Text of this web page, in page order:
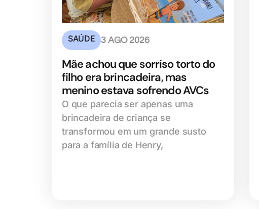
SAÚDE 3 AGO 2026
Mãe achou que sorriso torto do
filho era brincadeira, mas
menino estava sofrendo AVCs
O que parecia ser apenas uma
brincadeira de criança se
transformou em um grande susto
para a família de Henry,